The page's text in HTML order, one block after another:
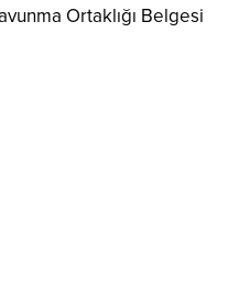
Ortaklığı Belgesi